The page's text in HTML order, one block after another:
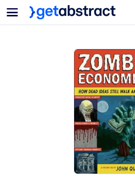
Menu
For Teams & Leaders
Equip your employees with critical
Leadership Development
Prepare your leaders for the next era
Collaborative Learning
Make it easy for teams to learn
Upskilling & Reskilling
For AI Systems